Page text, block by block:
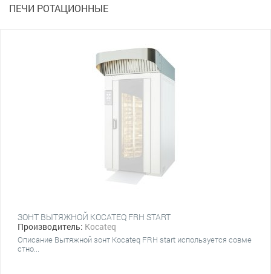
ПЕЧИ РОТАЦИОННЫЕ
ЗОНТ ВЫТЯЖНОЙ KOCATEQ FRH START
Производитель: Kocateq
Описание Вытяжной зонт Kocateq FRH start используется совме
стно...